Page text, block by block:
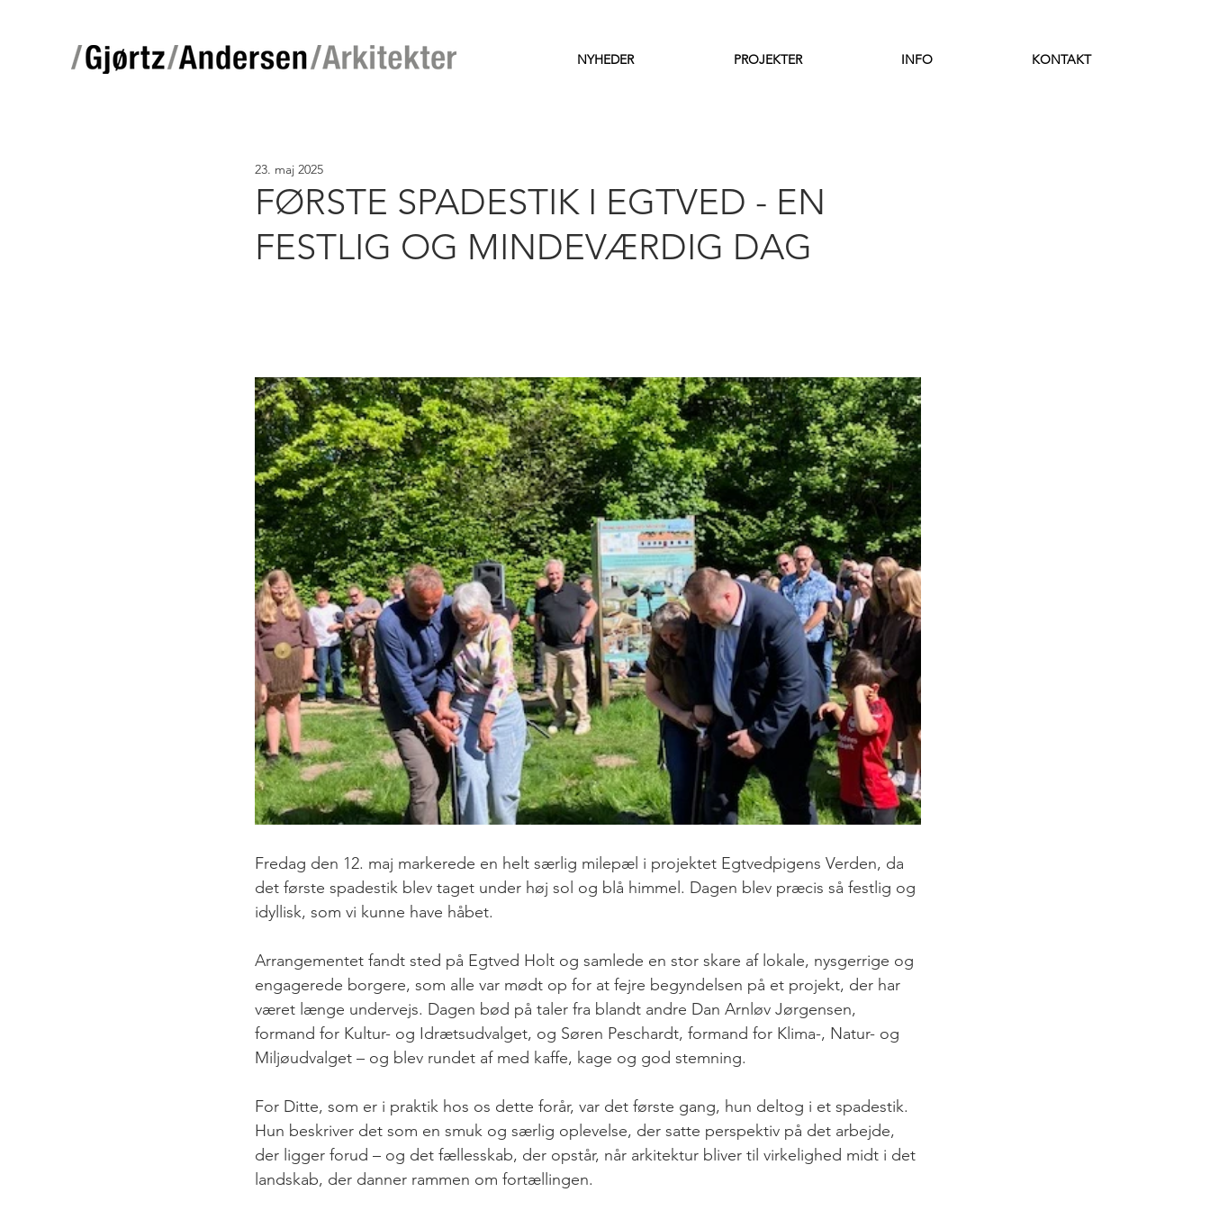
NYHEDER PROJEKTER INFO KONTAKT
FØRSTE SPADESTIK I EGTVED - EN
FESTLIG OG MINDEVÆRDIG DAG
23. maj 2025
Fredag den 12. maj markerede en helt særlig milepæl i projektet Egtvedpigens Verden, da
det første spadestik blev taget under høj sol og blå himmel. Dagen blev præcis så festlig og
idyllisk, som vi kunne have håbet.
Arrangementet fandt sted på Egtved Holt og samlede en stor skare af lokale, nysgerrige og
engagerede borgere, som alle var mødt op for at fejre begyndelsen på et projekt, der har
været længe undervejs. Dagen bød på taler fra blandt andre Dan Arnløv Jørgensen,
formand for Kultur- og Idrætsudvalget, og Søren Peschardt, formand for Klima-, Natur- og
Miljøudvalget – og blev rundet af med kaffe, kage og god stemning.
For Ditte, som er i praktik hos os dette forår, var det første gang, hun deltog i et spadestik.
Hun beskriver det som en smuk og særlig oplevelse, der satte perspektiv på det arbejde,
der ligger forud – og det fællesskab, der opstår, når arkitektur bliver til virkelighed midt i det
landskab, der danner rammen om fortællingen.